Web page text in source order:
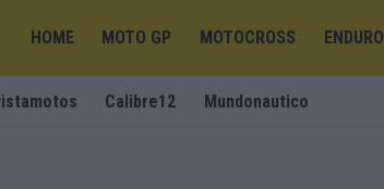
HOME MOTO GP MOTOCROSS ENDURO
Calibre12 Mundonautico